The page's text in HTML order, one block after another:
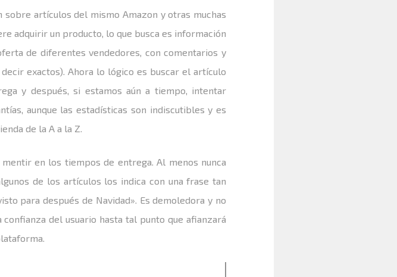
artículos del mismo Amazon y otras muchas
adquirir un producto, lo que busca es información
de diferentes vendedores, con comentarios y
exactos). Ahora lo lógico es buscar el artículo
y después, si estamos aún a tiempo, intentar
aunque las estadísticas son indiscutibles y es
de la A a la Z.
en los tiempos de entrega. Al menos nunca
de los artículos los indica con una frase tan
para después de Navidad». Es demoledora y no
del usuario hasta tal punto que afianzará